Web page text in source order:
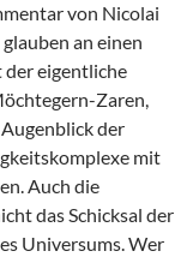
von Nicolai
an einen
der eigentliche
Zaren,
der
mit
Auch die
das Schicksal der
Universums. Wer